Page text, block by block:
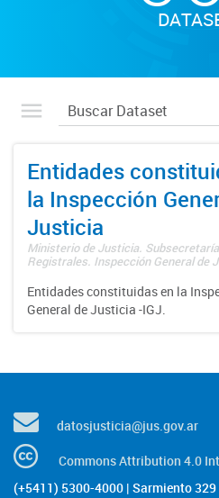
Entidades
la Inspección
Justicia
Ministerio de Justicia.
Registrales. Inspección General de
Entidades constituidas en la
General de Justicia -IGJ.
datosjusticia@jus.gov.ar
Commons Attribution 4.0
(+5411) 5300-4000 | Sarmiento 329